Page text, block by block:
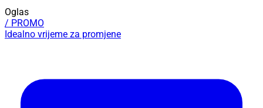
Oglas
/ PROMO
Idealno vrijeme za promjene